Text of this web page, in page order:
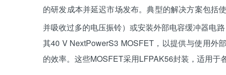
的研发成本并延迟市场发布。典型的解决方案包括
并吸收过多的电压振铃）或安装外部电容缓冲器电
其40 V NextPowerS3 MOSFET，以提供与使用外
的效率。这些MOSFET采用LFPAK56封装，适用于